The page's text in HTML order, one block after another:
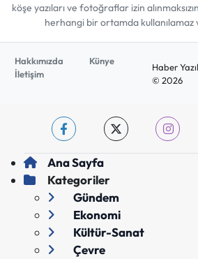
köşe yazıları ve fotoğraflar izin
herhangi bir ortamda kullanılamaz
Hakkımızda
Künye
İletişim
Haber
© 2026
Ana Sayfa
Kategoriler
Gündem
Ekonomi
Kültür-Sanat
Çevre